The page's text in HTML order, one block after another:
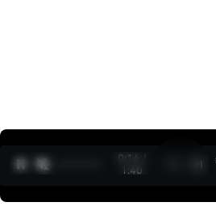
0:15 /
1:40